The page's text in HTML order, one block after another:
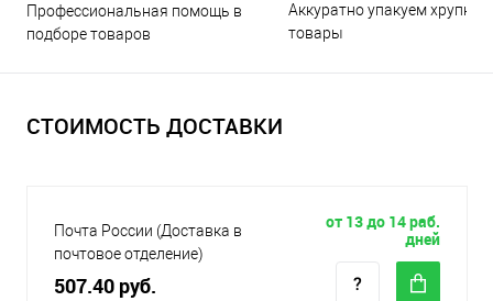
Профессиональная помощь в
подборе товаров
Аккуратно упакуем хрупкие
товары
СТОИМОСТЬ ДОСТАВКИ
Почта России (Доставка в
почтовое отделение)
507.40 руб.
от 13 до 14 раб.
дней